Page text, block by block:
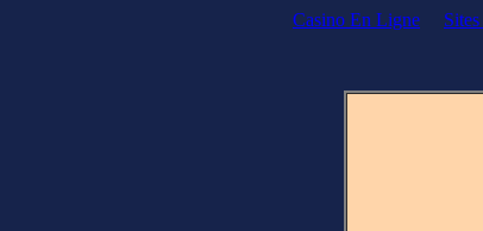
Casino En Ligne